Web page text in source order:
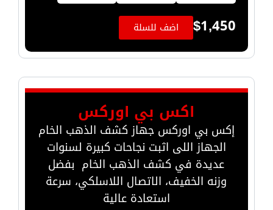
$1,450 اضف للسلة
اكس بي اوركس
إكس بي اوركس جهاز كشف الذهب الخام
الجهاز اللى اثبت نجاحات كبيرة لسنوات
عديدة في كشف الذهب الخام بفضل
وزنه الخفيف، الاتصال اللاسلكي، سرعة
استعادة عالية